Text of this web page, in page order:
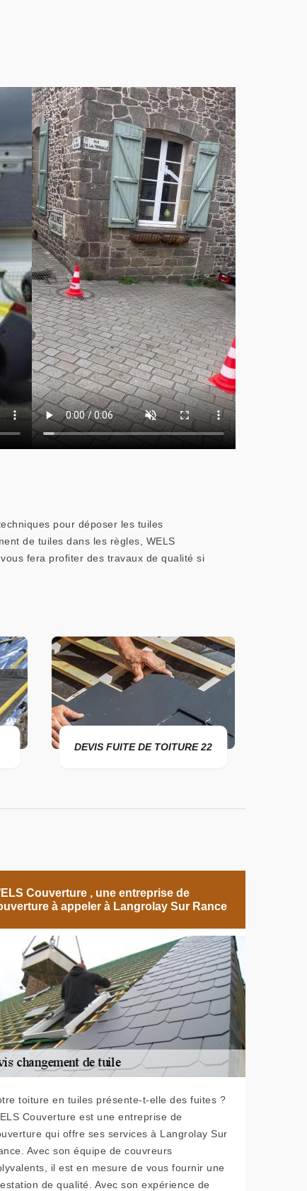
pour déposer les tuiles
de tuiles dans les règles, WELS
fera profiter des travaux de qualité si
DEVIS FUITE DE TOITURE 22
Couverture , une entreprise de
à appeler à Langrolay Sur Rance
toiture en tuiles présente-t-elle des fuites ?
Couverture est une entreprise de
qui offre ses services à Langrolay Sur
Avec son équipe de couvreurs
il est en mesure de vous fournir une
de qualité. Avec son expérience de